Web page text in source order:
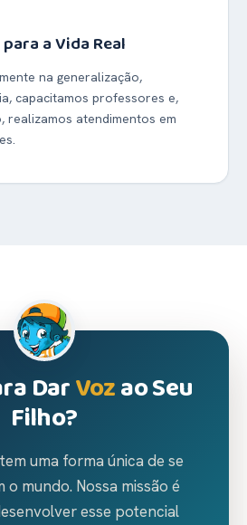
a Vida Real
na generalização,
capacitamos professores e,
realizamos atendimentos em
DarVozao Seu
Filho?
uma forma única de se
mundo. Nossa missão é
esse potencial